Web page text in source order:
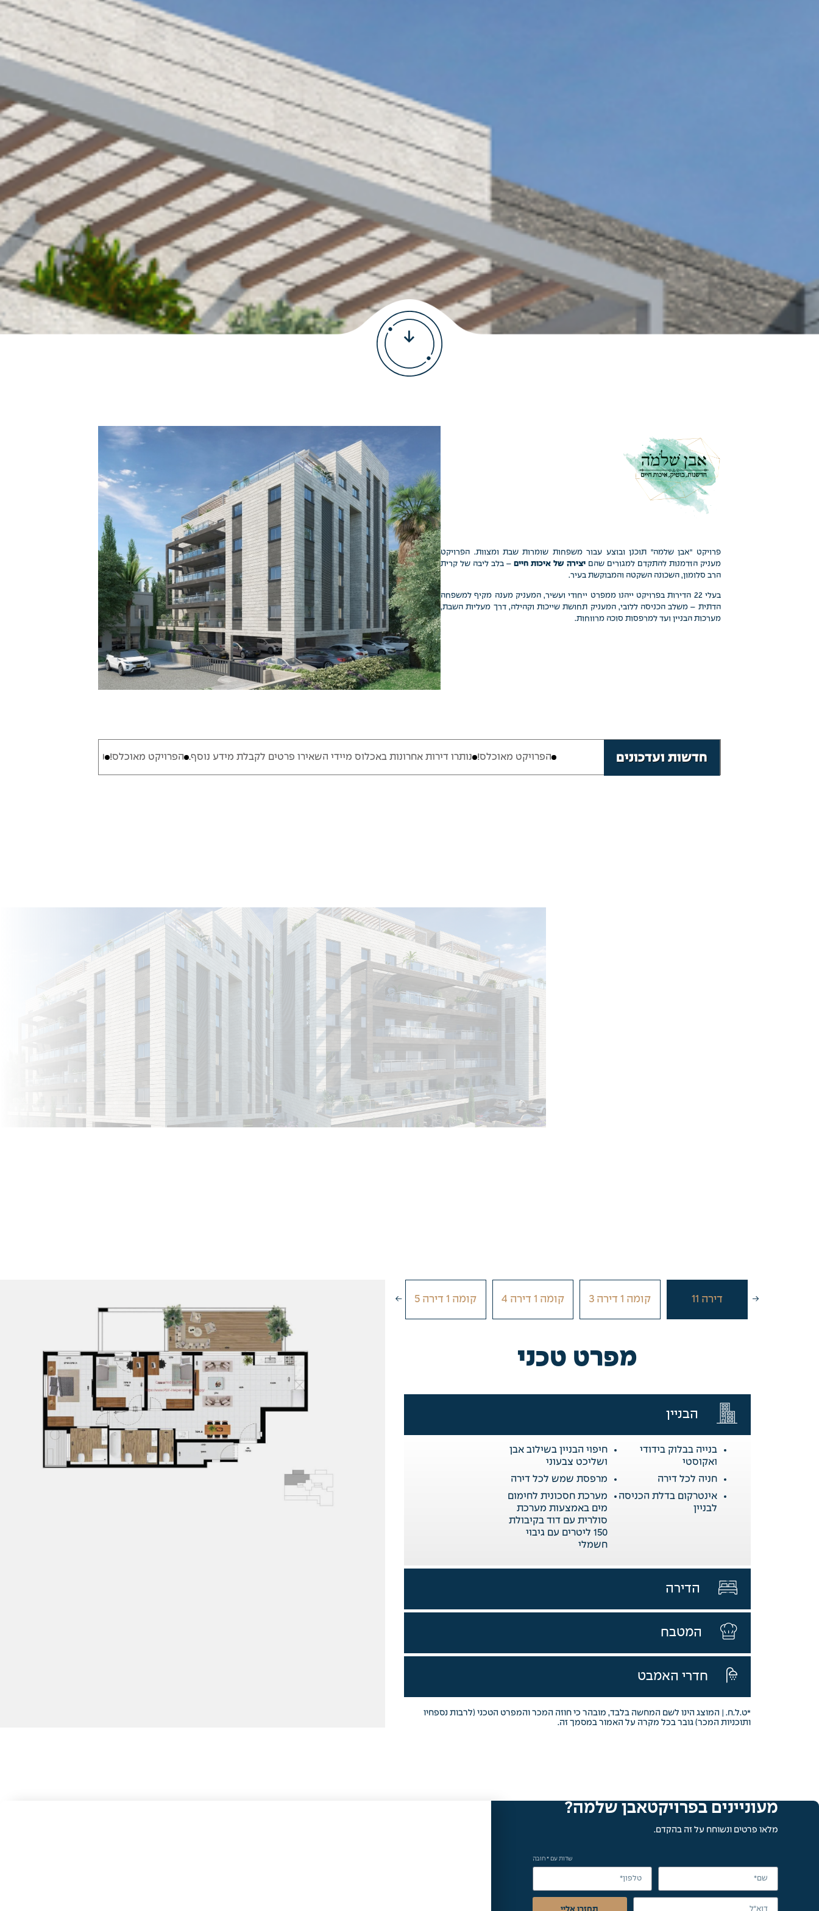
פרויקט "אבן שלמה" תוכנן ובוצע עבור משפחות שומרות שבת ומצוות. הפרויקט
מעניק הזדמנות להתקדם למגורים שהםיצירה של איכות חיים – בלב ליבה של קרית
הרב סלומון, השכונה השקטה והמבוקשת בעיר.
בעלי 22 הדירות בפרויקט ייהנו ממפרט ייחודי ועשיר, המעניק מענה מקיף למשפחה
הדתית – משלב הכניסה ללובי, המעניק תחושת שייכות וקהילה, דרך מעליות השבת,
מערכות הבניין ועד למרפסות סוכה מרווחות.
חדשות ועדכוניםהפרויקט מאוכלס! נותרו דירות אחרונות באכלוס מיידי השאירו פרטים לקבלת מידע נוסף. הפרויקט מאוכלס! נותרו דירות אחרונות באכלוס מיידי
דירה 11 קומה 1 דירה 3 קומה 1 דירה 4 קומה 1 דירה 5
14
15
17
מפרט טכני
הבניין
בנייה בבלוק בידודי
ואקוסטי
חיפוי הבניין בשילוב אבן
ושליכט צבעוני
חניה לכל דירה
מרפסת שמש לכל דירה
אינטרקום בדלת הכניסה
לבניין
מערכת חסכונית לחימום
מים באמצעות מערכת
סולרית עם דוד בקיבולת
150 ליטרים עם גיבוי
חשמלי
הדירה
המטבח
חדרי האמבט
*ט.ל.ח. | המוצג הינו לשם המחשה בלבד, מובהר כי חוזה המכר והמפרט הטכני (לרבות נספחיו
ותוכניות המכר) גובר בכל מקרה על האמור במסמך זה.
מעוניינים בפרויקטאבן שלמה?
מלאו פרטים ונשוחח על זה בהקדם.
שדות עם * חובה
תחזרו אליי